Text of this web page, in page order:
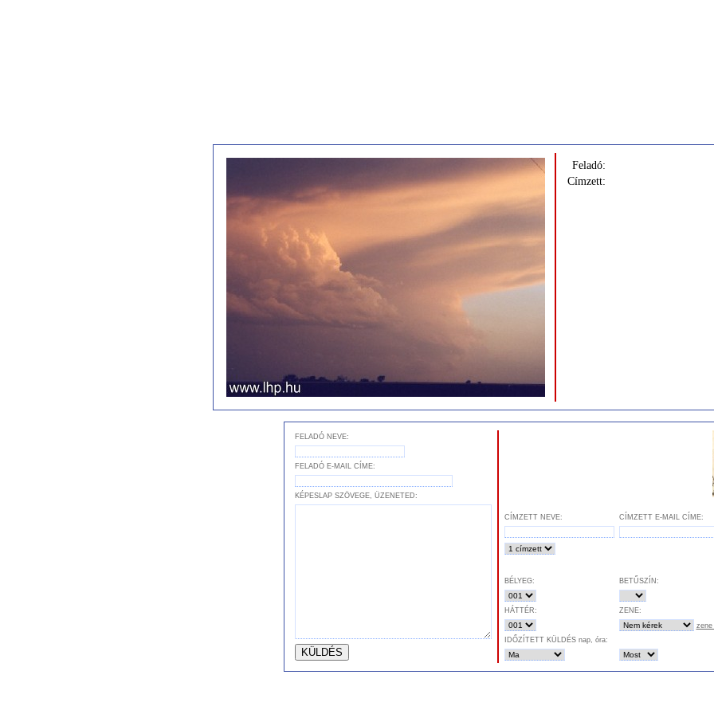
Feladó:
Címzett:
FELADÓ NEVE:
FELADÓ E-MAIL CÍME:
KÉPESLAP SZÖVEGE, ÜZENETED:
CÍMZETT NEVE: CÍMZETT E-MAIL CÍME:
BÉLYEG: BETŰSZÍN:
HÁTTÉR:
ZENE:
zene
IDŐZÍTETT KÜLDÉS nap, óra: